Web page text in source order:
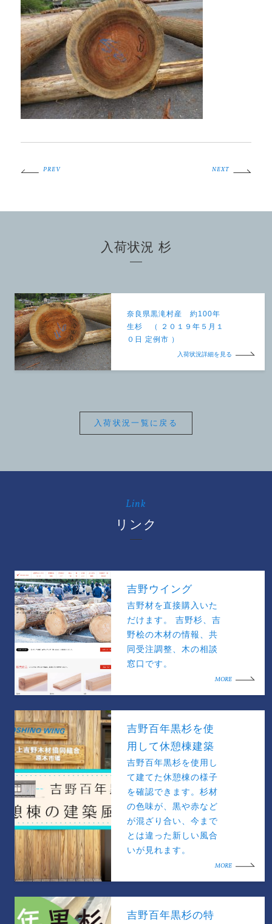
PREV NEXT
入荷状況 杉
奈良県黒滝村産 約100年
生杉 （ ２０１９年５月１
０日 定例市 ）
入荷状況詳細を見る
入荷状況一覧に戻る
Link
リンク
吉野ウイング
吉野材を直接購入いた
だけます。 吉野杉、吉
野桧の木材の情報、共
同受注調整、木の相談
窓口です。
MORE
吉野百年黒杉を使
用して休憩棟建築
吉野百年黒杉を使用し
て建てた休憩棟の様子
を確認できます。杉材
の色味が、黒や赤など
が混ざり合い、今まで
とは違った新しい風合
いが見れます。
MORE
吉野百年黒杉の特